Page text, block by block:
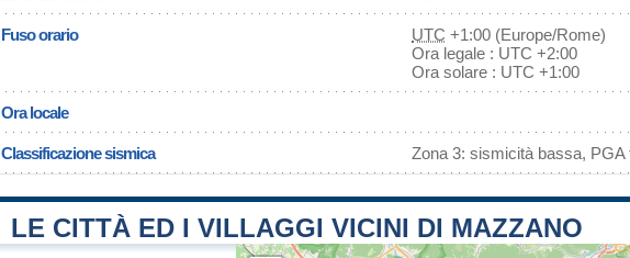
Fuso orario UTC +1:00 (Europe/Rome)
Ora legale : UTC +2:00
Ora solare : UTC +1:00
Ora locale
Classificazione sismica Zona 3: sismicità bassa, PGA
LE CITTÀ ED I VILLAGGI VICINI DI MAZZANO